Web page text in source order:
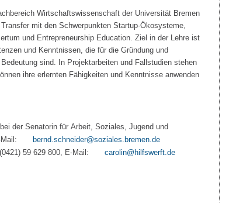
Wirtschaftswissenschaft der Universität Bremen
mit den Schwerpunkten Startup-Ökosysteme,
und Entrepreneurship Education. Ziel in der Lehre ist
und Kenntnissen, die für die Gründung und
sind. In Projektarbeiten und Fallstudien stehen
ihre erlernten Fähigkeiten und Kenntnisse anwenden
der Senatorin für Arbeit, Soziales, Jugend und
bernd.schneider@soziales.bremen.de
Carolin Paar, Hilfswerft gGmbH, Tel.: (0421) 59 629 800, E-Mail:
carolin@hilfswerft.de